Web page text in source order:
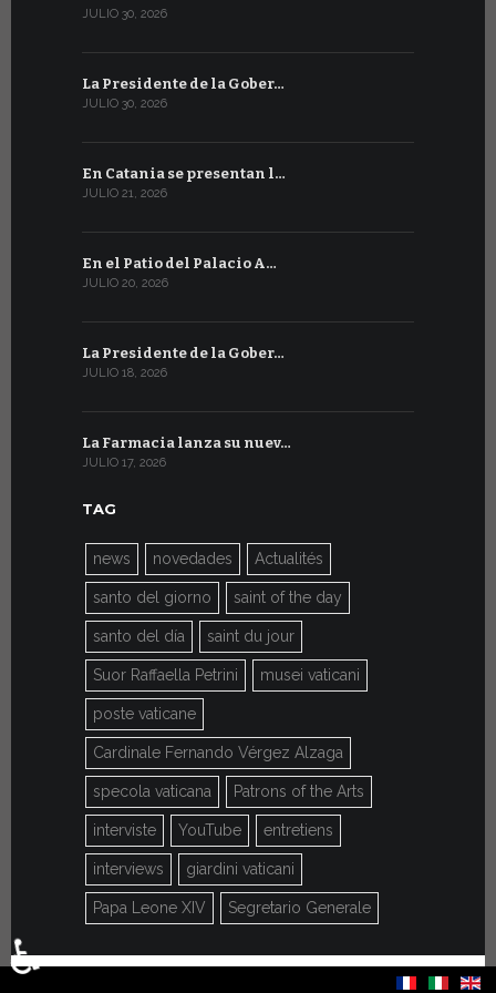
JULIO 30, 2026
La Presidente de la Gober…
JULIO 30, 2026
En Catania se presentan l…
JULIO 21, 2026
En el Patio del Palacio A…
JULIO 20, 2026
La Presidente de la Gober…
JULIO 18, 2026
La Farmacia lanza su nuev…
JULIO 17, 2026
TAG
news novedades Actualités
santo del giorno saint of the day
santo del día saint du jour
Suor Raffaella Petrini musei vaticani
poste vaticane
Cardinale Fernando Vérgez Alzaga
specola vaticana Patrons of the Arts
interviste YouTube entretiens
interviews giardini vaticani
Papa Leone XIV Segretario Generale
Seleccione su idioma